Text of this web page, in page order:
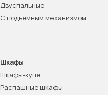
Двуспальные
С подъемным механизмом
Шкафы
Шкафы-купе
Распашные шкафы